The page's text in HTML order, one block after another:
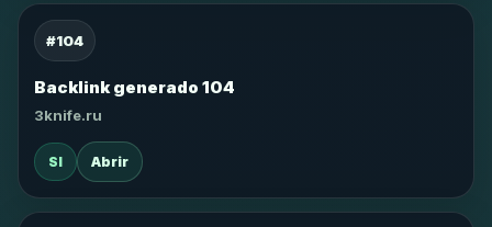
#104
Backlink generado 104
3knife.ru
SI Abrir